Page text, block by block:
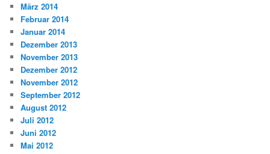
März 2014
Februar 2014
Januar 2014
Dezember 2013
November 2013
Dezember 2012
November 2012
September 2012
August 2012
Juli 2012
Juni 2012
Mai 2012